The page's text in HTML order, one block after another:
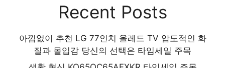
Recent Posts
아낌없이 추천 LG 77인치 올레드 TV 압도적인 화
질과 몰입감 당신의 선택은 타임세일 주목